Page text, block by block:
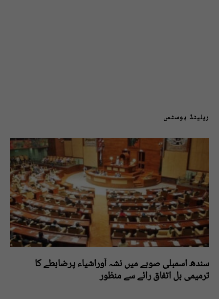
ریلیٹڈ پوسٹس
سندھ اسمبلی صوبے میں نشہ آوراشیاء پرضابطے کا
ترمیمی بل اتفاق رائے سے منظور